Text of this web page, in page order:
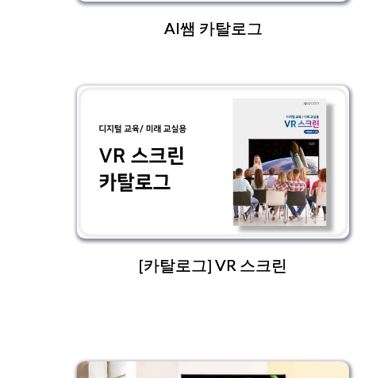
AI쌤 카탈로그
[카탈로그] VR 스크린